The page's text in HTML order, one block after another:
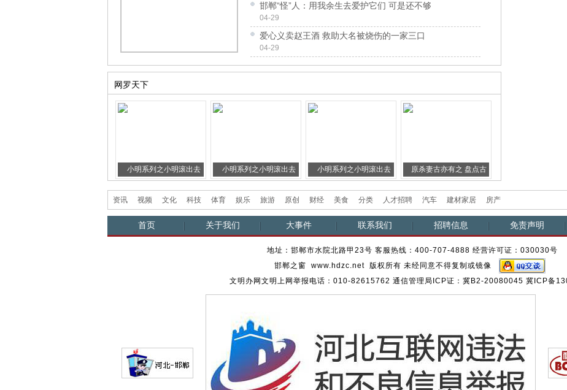
邯郸“怪”人：用我余生去爱护它们 可是还不够
04-29
爱心义卖赵王酒 救助大名被烧伤的一家三口
04-29
网罗天下
小明系列之小明滚出去
三
小明系列之小明滚出去
二（爆笑）
小明系列之小明滚出去
一（爆笑）
原杀妻古亦有之 盘点古
代杀妻血案
资讯 视频 文化 科技 体育 娱乐 旅游 原创 财经 美食 分类 人才招聘 汽车 建材家居 房产
首页 关于我们 大事件 联系我们 招聘信息 免责声明
地址：邯郸市水院北路甲23号 客服热线：400-707-4888 经营许可证：030030号
邯郸之窗 www.hdzc.net 版权所有 未经同意不得复制或镜像
文明办网文明上网举报电话：010-82615762 通信管理局ICP证：冀B2-20080045 冀ICP备